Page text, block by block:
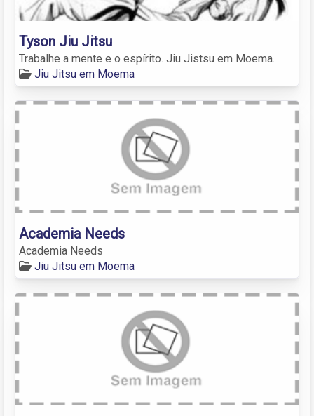
Tyson Jiu Jitsu
Trabalhe a mente e o espírito. Jiu Jistsu em Moema.
Jiu Jitsu em Moema
Academia Needs
Academia Needs
Jiu Jitsu em Moema